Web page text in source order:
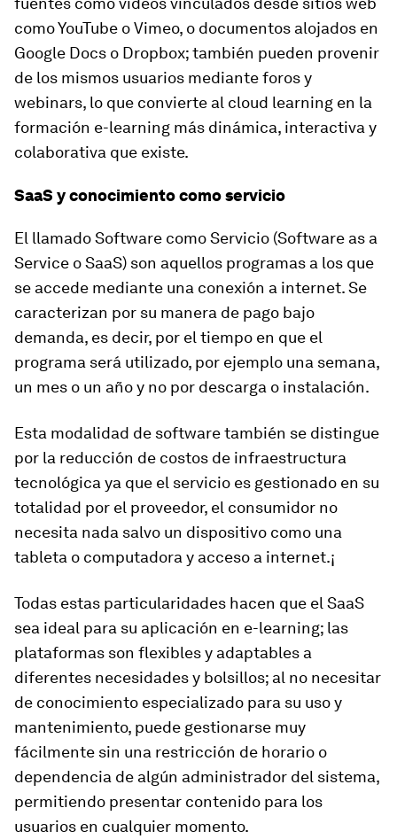
como YouTube o Vimeo, o documentos alojados en
Google Docs o Dropbox; también pueden provenir
de los mismos usuarios mediante foros y
webinars, lo que convierte al cloud learning en la
formación e-learning más dinámica, interactiva y
colaborativa que existe.
SaaS y conocimiento como servicio
El llamado Software como Servicio (Software as a
Service o SaaS) son aquellos programas a los que
se accede mediante una conexión a internet. Se
caracterizan por su manera de pago bajo
demanda, es decir, por el tiempo en que el
programa será utilizado, por ejemplo una semana,
un mes o un año y no por descarga o instalación.
Esta modalidad de software también se distingue
por la reducción de costos de infraestructura
tecnológica ya que el servicio es gestionado en su
totalidad por el proveedor, el consumidor no
necesita nada salvo un dispositivo como una
tableta o computadora y acceso a internet.¡
Todas estas particularidades hacen que el SaaS
sea ideal para su aplicación en e-learning; las
plataformas son flexibles y adaptables a
diferentes necesidades y bolsillos; al no necesitar
de conocimiento especializado para su uso y
mantenimiento, puede gestionarse muy
fácilmente sin una restricción de horario o
dependencia de algún administrador del sistema,
permitiendo presentar contenido para los
usuarios en cualquier momento.